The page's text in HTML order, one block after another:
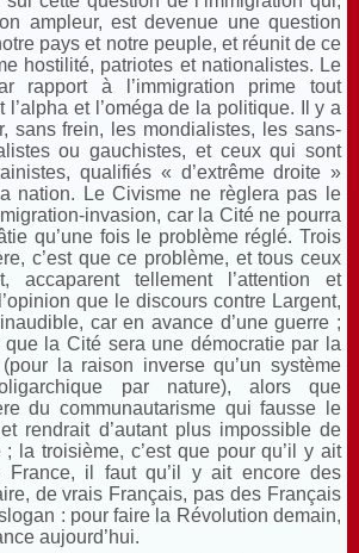
ampleur, est devenue une question
pays et notre peuple, et réunit de ce
hostilité, patriotes et nationalistes. Le
rapport à l’immigration prime tout
l’alpha et l’oméga de la politique. Il y a
sans frein, les mondialistes, les sans-
ou gauchistes, et ceux qui sont
qualifiés « d’extrême droite »
nation. Le Civisme ne règlera pas le
invasion, car la Cité ne pourra
qu’une fois le problème réglé. Trois
c’est que ce problème, et tous ceux
accaparent tellement l’attention et
que le discours contre Largent,
car en avance d’une guerre ;
que la Cité sera une démocratie par la
la raison inverse qu’un système
par nature), alors que
du communautarisme qui fausse le
rendrait d’autant plus impossible de
la troisième, c’est que pour qu’il y ait
France, il faut qu’il y ait encore des
de vrais Français, pas des Français
: pour faire la Révolution demain,
aujourd’hui.